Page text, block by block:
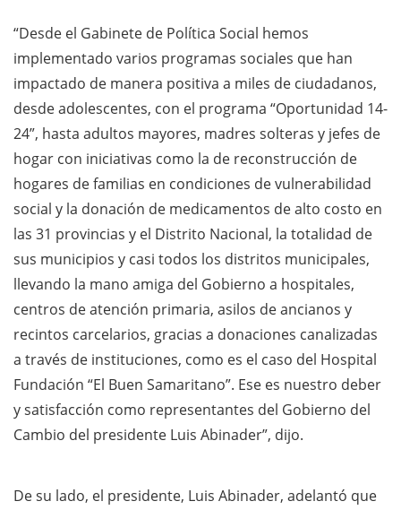
“Desde el Gabinete de Política Social hemos
implementado varios programas sociales que han
impactado de manera positiva a miles de ciudadanos,
desde adolescentes, con el programa “Oportunidad 14-
24”, hasta adultos mayores, madres solteras y jefes de
hogar con iniciativas como la de reconstrucción de
hogares de familias en condiciones de vulnerabilidad
social y la donación de medicamentos de alto costo en
las 31 provincias y el Distrito Nacional, la totalidad de
sus municipios y casi todos los distritos municipales,
llevando la mano amiga del Gobierno a hospitales,
centros de atención primaria, asilos de ancianos y
recintos carcelarios, gracias a donaciones canalizadas
a través de instituciones, como es el caso del Hospital
Fundación “El Buen Samaritano”. Ese es nuestro deber
y satisfacción como representantes del Gobierno del
Cambio del presidente Luis Abinader”, dijo.
De su lado, el presidente, Luis Abinader, adelantó que